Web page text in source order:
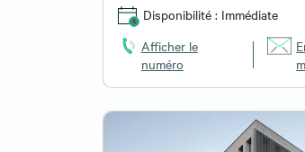
Disponibilité : Immédiate
Afficher le
numéro